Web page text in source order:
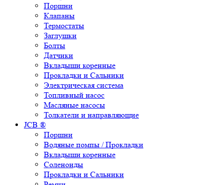
Поршни
Клапаны
Термостаты
Заглушки
Болты
Датчики
Вкладыши коренные
Прокладки и Сальники
Электрическая система
Топливный насос
Масляные насосы
Толкатели и направляющие
JCB ®
Поршни
Водяные помпы / Прокладки
Вкладыши коренные
Соленоиды
Прокладки и Сальники